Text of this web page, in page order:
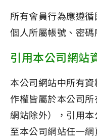
所有會員行為應遵
個人所屬帳號、密
引用本公司網站
本公司網站中所有
作權皆屬於本公司
網站除外），引用
至本公司網站任一